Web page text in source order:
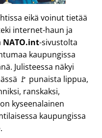
eikä voinut tietää
internet-haun ja
NATO.int-sivustolta
kaupungissa
Julisteessa näkyi
🚩 punaista lippua,
ranskaksi,
kyseenalainen
kaupungissa